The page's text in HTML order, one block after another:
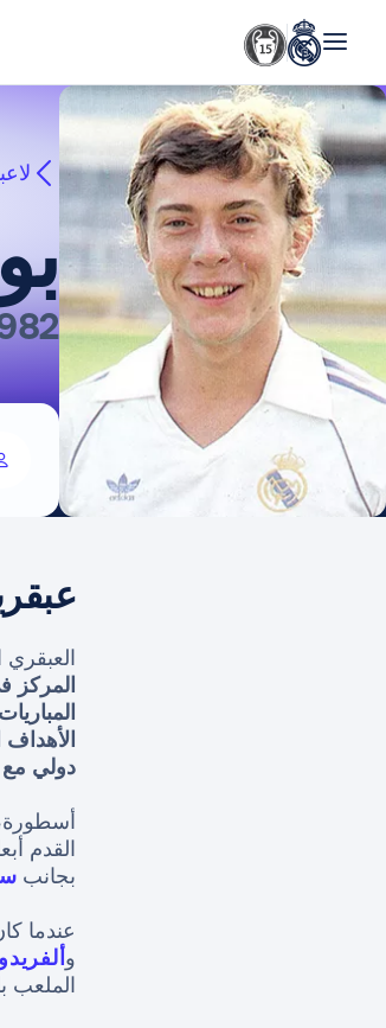
- 1995
المركز
دولي مع
القدم
بجانب
عندما
و
الملعب بالرقم 14 وقلب المباراة. سجل هدفين،